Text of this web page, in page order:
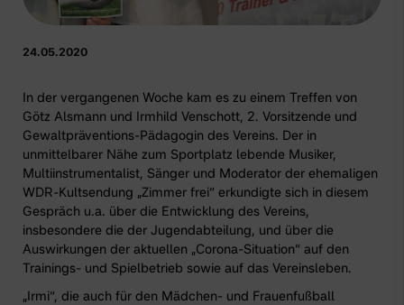
24.05.2020
In der vergangenen Woche kam es zu einem Treffen von
Götz Alsmann und Irmhild Venschott, 2. Vorsitzende und
Gewaltpräventions-Pädagogin des Vereins. Der in
unmittelbarer Nähe zum Sportplatz lebende Musiker,
Multiinstrumentalist, Sänger und Moderator der ehemaligen
WDR-Kultsendung „Zimmer frei“ erkundigte sich in diesem
Gespräch u.a. über die Entwicklung des Vereins,
insbesondere die der Jugendabteilung, und über die
Auswirkungen der aktuellen „Corona-Situation“ auf den
Trainings- und Spielbetrieb sowie auf das Vereinsleben.
„Irmi“, die auch für den Mädchen- und Frauenfußball